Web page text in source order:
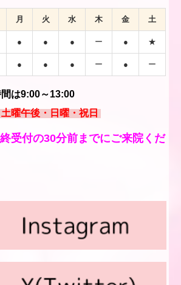
月 火 水 木 金 土
● ● ● ー ● ★
● ● ● ー ● ー
は9:00～13:00
曜午後・日曜・祝日
受付の30分前までにご来院くだ